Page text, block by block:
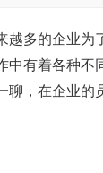
多的企业
有着各种
，在企业